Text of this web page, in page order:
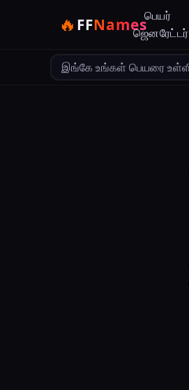
🔥 FFNamesபெயர்
ஜெனரேட்டர்
வெளியீட்டு மொழி